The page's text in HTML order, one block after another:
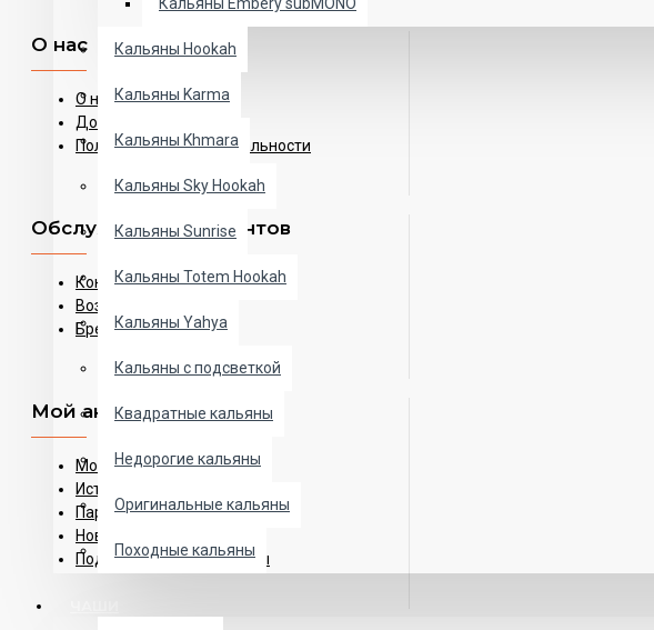
Кальяны Hookah
Кальяны Karma
Кальяны Khmara
Кальяны Sky Hookah
Кальяны Sunrise
Кальяны Totem Hookah
Кальяны Yahya
Кальяны с подсветкой
Квадратные кальяны
Недорогие кальяны
Оригинальные кальяны
Походные кальяны
О нас
О нас
Доставка и самовывоз
Политика конфиденциальности
Обслуживание клиентов
Контакты
Возврат товара
Бренды
Мой аккаунт
Мой аккаунт
История заказов
Партнерская программа
Новостная рассылка
Подарочные сертификаты